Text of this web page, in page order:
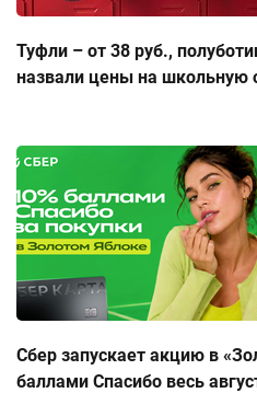
Туфли – от 38 руб.,
назвали цены на школьную
Сбер запускает акцию в
баллами Спасибо весь